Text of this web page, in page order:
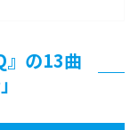
』の13曲